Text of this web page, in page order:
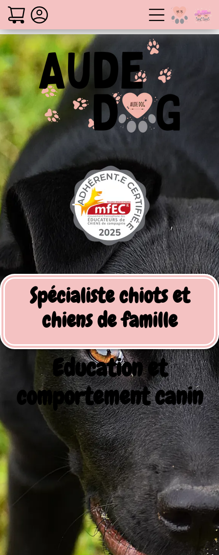
Spécialiste chiots et
chiens de famille
Education et
comportement canin